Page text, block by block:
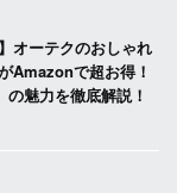
オーテクのおしゃれ
Amazonで超お得！
の魅力を徹底解説！